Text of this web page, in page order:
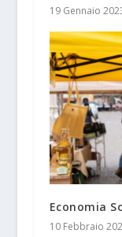
19 Gennaio
Economia
10 Febbraio